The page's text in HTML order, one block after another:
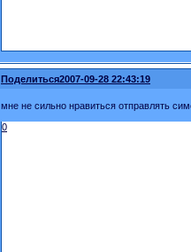
Поделиться2007-09-28 22:43:19
мне не сильно нравиться отправлять
0